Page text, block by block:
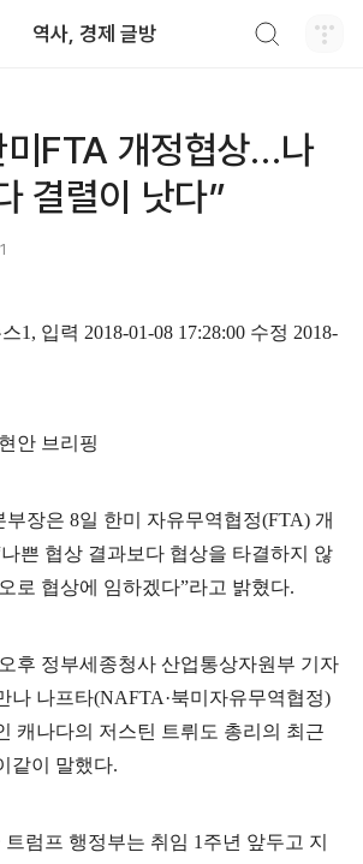
역사, 경제 글방
미FTA 개정협상…나
결렬이 낫다”
1, 입력 2018-01-08 17:28:00 수정 2018-
안 브리핑
부장은 8일 한미 자유무역협정(FTA) 개
나쁜 협상 결과보다 협상을 타결하지 않
로 협상에 임하겠다”라고 밝혔다.
후 정부세종청사 산업통상자원부 기자
나 나프타(NAFTA·북미자유무역협정)
캐나다의 저스틴 트뤼도 총리의 최근
같이 말했다.
트럼프 행정부는 취임 1 주년 앞두고 지